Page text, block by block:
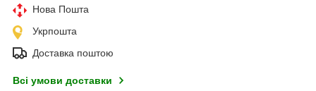
Нова Пошта
Укрпошта
Доставка поштою
Всі умови доставки